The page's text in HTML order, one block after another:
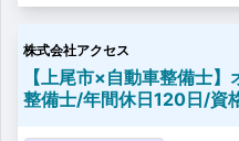
セールス・サービ
ムで日々共有され
仕組みがあります
株式会社アクセス
【上尾市×自動車整備士
整備士/年間休日120日/資